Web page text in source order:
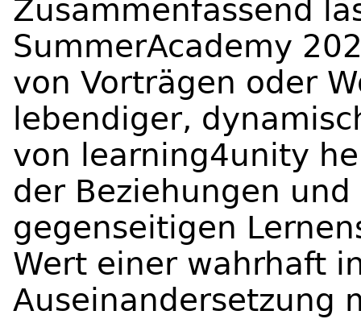
Zusammenfassend
SummerAcademy
von Vorträgen oder
lebendiger,
von learning4unity
der Beziehungen
gegenseitigen
Wert einer wahrhaft
Auseinandersetzung